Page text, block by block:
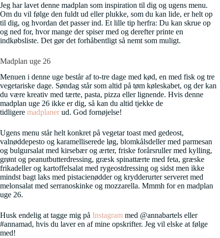
Jeg har lavet denne madplan som inspiration til dig og ugens menu.
Om du vil følge den fuldt ud eller plukke, som du kan lide, er helt op
til dig, og hvordan det passer ind. Et lille tip herfra: Du kan skrue op
og ned for, hvor mange der spiser med og derefter printe en
indkøbsliste. Det gør det forhåbentligt så nemt som muligt.
Madplan uge 26
Menuen i denne uge består af to-tre dage med kød, en med fisk og tre
vegetariske dage. Søndag står som altid på tøm køleskabet, og der kan
du være kreativ med tærte, pasta, pizza eller lignende. Hvis denne
madplan uge 26 ikke er dig, så kan du altid tjekke de
tidligere madplaner ud. God fornøjelse!
Ugens menu står helt konkret på vegetar toast med gedeost,
valnøddepesto og karamelliserede løg, blomkålsdeller med parmesan
og bulgursalat med kirsebær og ærter, friske forårsruller med kylling,
grønt og peanutbutterdressing, græsk spinattærte med feta, græske
frikadeller og kartoffelsalat med rygeostdressing og sidst men ikke
mindst bagt laks med pistacienødder og krydderurter serveret med
melonsalat med serranoskinke og mozzarella. Mmmh for en madplan
uge 26.
Husk endelig at tagge mig på Instagram med @annabartels eller
#annamad, hvis du laver en af mine opskrifter. Jeg vil elske at følge
med!